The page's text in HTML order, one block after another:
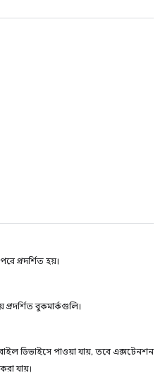
প্রদর্শিত হয়।
প্রদর্শিত বুকমার্কগুলি।
ডিভাইসে পাওয়া যায়, তবে এক্সটেনশন
যায়।